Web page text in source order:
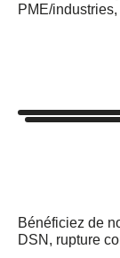
PME/
Bénéficiez de
DSN, rupture